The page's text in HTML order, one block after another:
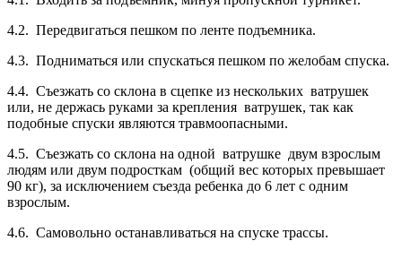
4.2. Передвигаться пешком по ленте подъемника.
4.3. Подниматься или спускаться пешком по желобам спуска.
4.4. Съезжать со склона в сцепке из нескольких ватрушек
или, не держась руками за крепления ватрушек, так как
подобные спуски являются травмоопасными.
4.5. Съезжать со склона на одной ватрушке двум взрослым
людям или двум подросткам (общий вес которых превышает
90 кг), за исключением съезда ребенка до 6 лет с одним
взрослым.
4.6. Самовольно останавливаться на спуске трассы.